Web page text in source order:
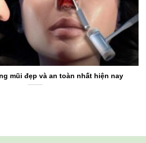
mũi đẹp và an toàn nhất hiện nay